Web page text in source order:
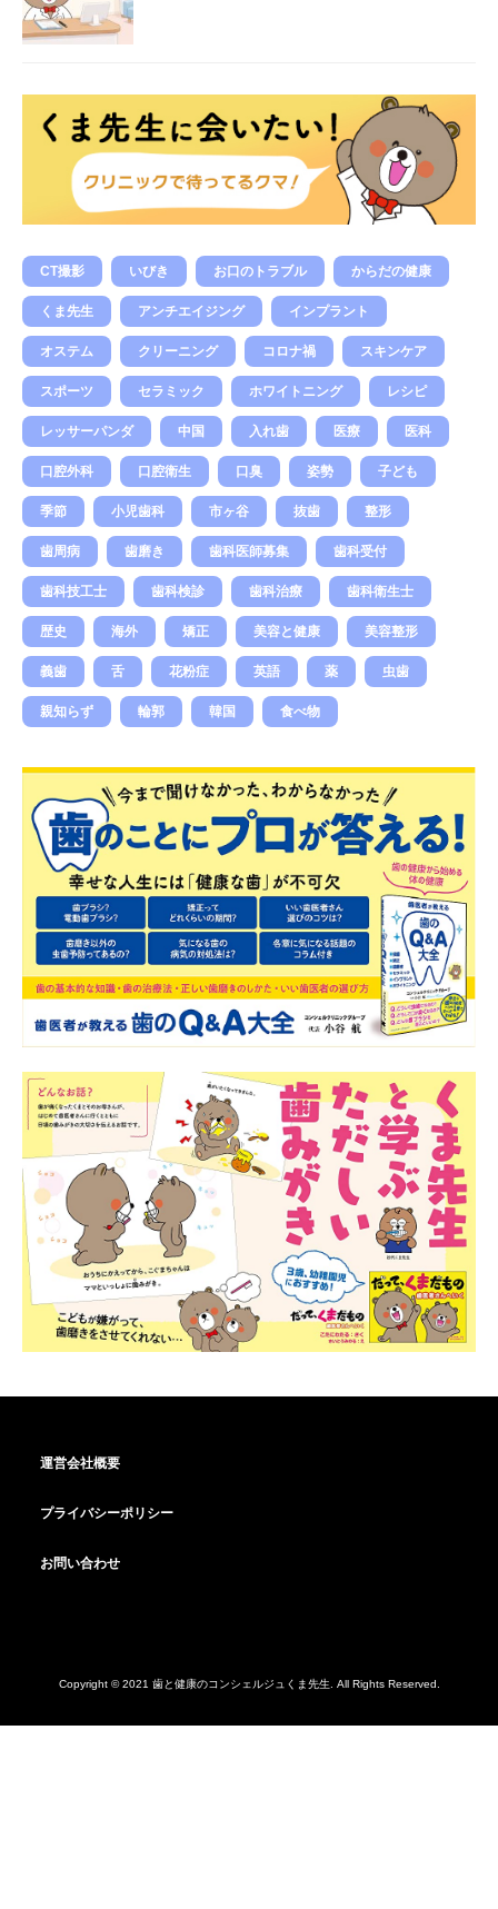
CT撮影 いびき お口のトラブル からだの健康
くま先生 アンチエイジング インプラント
オステム クリーニング コロナ禍 スキンケア
スポーツ セラミック ホワイトニング レシピ
レッサーパンダ 中国 入れ歯 医療 医科
口腔外科 口腔衛生 口臭 姿勢 子ども
季節 小児歯科 市ヶ谷 抜歯 整形
歯周病 歯磨き 歯科医師募集 歯科受付
歯科技工士 歯科検診 歯科治療 歯科衛生士
歴史 海外 矯正 美容と健康 美容整形
義歯 舌 花粉症 英語 薬 虫歯
親知らず 輪郭 韓国 食べ物
運営会社概要
プライバシーポリシー
お問い合わせ
Copyright © 2021 歯と健康のコンシェルジュくま先生. All Rights Reserved.